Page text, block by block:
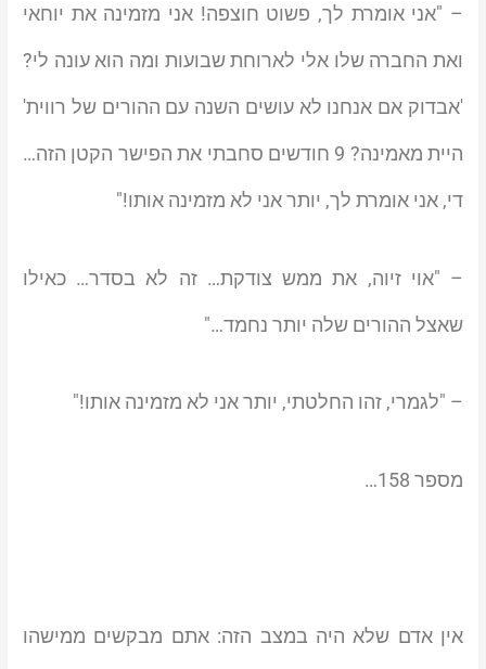
– "אני אומרת לך, פשוט חוצפה! אני מזמינה את יוחאי
ואת החברה שלו אלי לארוחת שבועות ומה הוא עונה לי?
'אבדוק אם אנחנו לא עושים השנה עם ההורים של רווית'
היית מאמינה? 9 חודשים סחבתי את הפישר הקטן הזה…
די, אני אומרת לך, יותר אני לא מזמינה אותו!"
– "אוי זיוה, את ממש צודקת… זה לא בסדר… כאילו
שאצל ההורים שלה יותר נחמד…"
– "לגמרי, זהו החלטתי, יותר אני לא מזמינה אותו!"
מספר 158…
אין אדם שלא היה במצב הזה: אתם מבקשים ממישהו